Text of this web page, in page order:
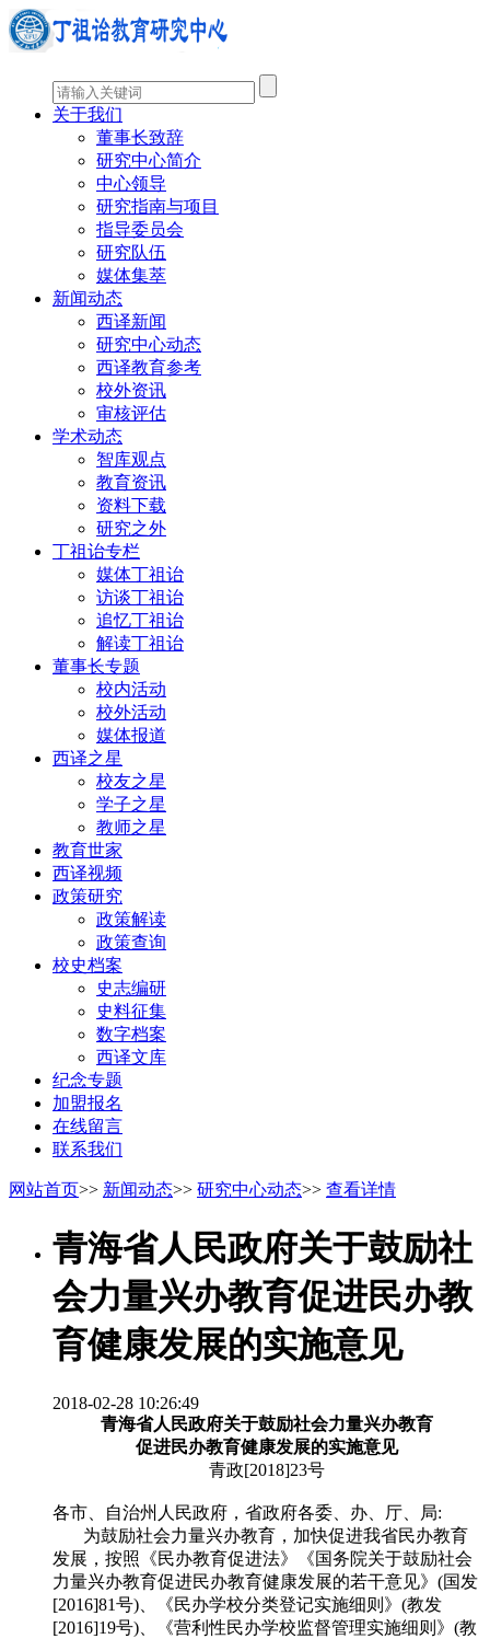
关于我们
董事长致辞
研究中心简介
中心领导
研究指南与项目
指导委员会
研究队伍
媒体集萃
新闻动态
西译新闻
研究中心动态
西译教育参考
校外资讯
审核评估
学术动态
智库观点
教育资讯
资料下载
研究之外
丁祖诒专栏
媒体丁祖诒
访谈丁祖诒
追忆丁祖诒
解读丁祖诒
董事长专题
校内活动
校外活动
媒体报道
西译之星
校友之星
学子之星
教师之星
教育世家
西译视频
政策研究
政策解读
政策查询
校史档案
史志编研
史料征集
数字档案
西译文库
纪念专题
加盟报名
在线留言
联系我们
网站首页>> 新闻动态>> 研究中心动态>> 查看详情
青海省人民政府关于鼓励社
会力量兴办教育促进民办教
育健康发展的实施意见
2018-02-28 10:26:49
青海省人民政府关于鼓励社会力量兴办教育
促进民办教育健康发展的实施意见
青政[2018]23号
各市、自治州人民政府，省政府各委、办、厅、局:
为鼓励社会力量兴办教育，加快促进我省民办教育
发展，按照《民办教育促进法》《国务院关于鼓励社会
力量兴办教育促进民办教育健康发展的若干意见》(国发
[2016]81号)、《民办学校分类登记实施细则》(教发
[2016]19号)、《营利性民办学校监督管理实施细则》(教